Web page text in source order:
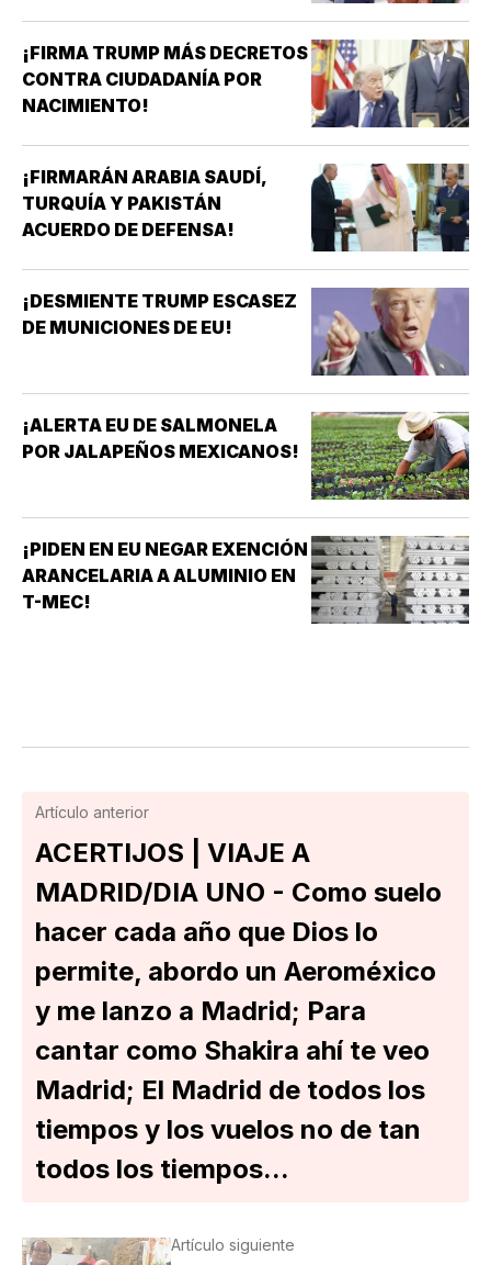
¡FIRMA TRUMP MÁS DECRETOS
CONTRA CIUDADANÍA POR
NACIMIENTO!
¡FIRMARÁN ARABIA SAUDÍ,
TURQUÍA Y PAKISTÁN
ACUERDO DE DEFENSA!
¡DESMIENTE TRUMP ESCASEZ
DE MUNICIONES DE EU!
¡ALERTA EU DE SALMONELA
POR JALAPEÑOS MEXICANOS!
¡PIDEN EN EU NEGAR EXENCIÓN
ARANCELARIA A ALUMINIO EN
T-MEC!
Artículo anterior
ACERTIJOS | VIAJE A
MADRID/DIA UNO - Como suelo
hacer cada año que Dios lo
permite, abordo un Aeroméxico
y me lanzo a Madrid; Para
cantar como Shakira ahí te veo
Madrid; El Madrid de todos los
tiempos y los vuelos no de tan
todos los tiempos...
Artículo siguiente